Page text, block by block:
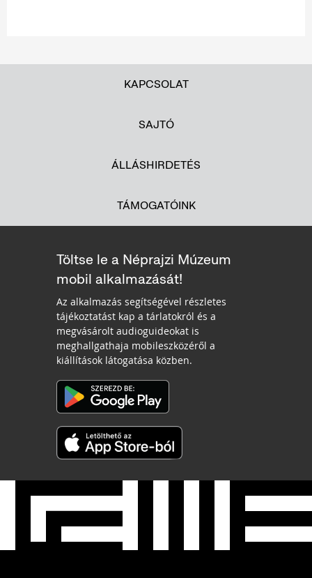
KAPCSOLAT
SAJTÓ
ÁLLÁSHIRDETÉS
TÁMOGATÓINK
Töltse le a Néprajzi Múzeum
mobil alkalmazását!
Az alkalmazás segítségével részletes
tájékoztatást kap a tárlatokról és a
megvásárolt audioguideokat is
meghallgathaja mobileszközéről a
kiállítások látogatása közben.